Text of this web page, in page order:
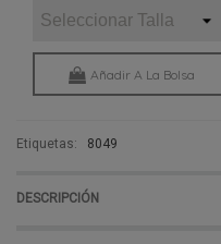
Añadir A La Bolsa
Etiquetas: 8049
DESCRIPCIÓN